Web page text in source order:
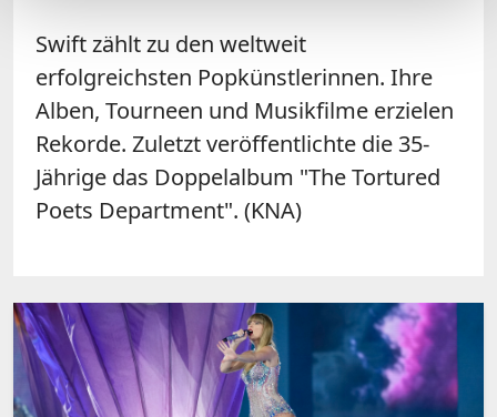
Swift zählt zu den weltweit
erfolgreichsten Popkünstlerinnen. Ihre
Alben, Tourneen und Musikfilme erzielen
Rekorde. Zuletzt veröffentlichte die 35-
Jährige das Doppelalbum "The Tortured
Poets Department". (KNA)